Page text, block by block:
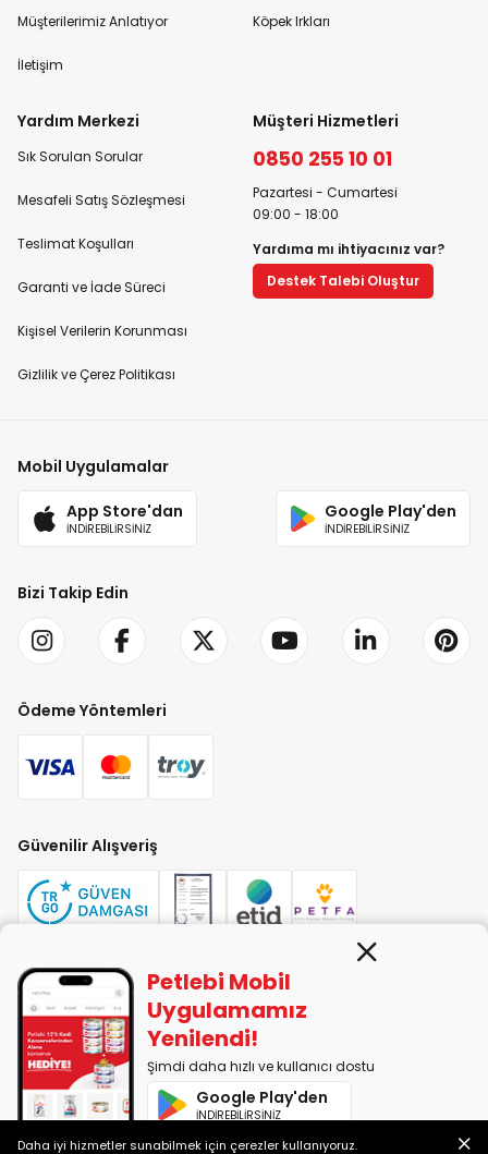
Müşterilerimiz Anlatıyor
İletişim
Köpek Irkları
Yardım Merkezi
Sık Sorulan Sorular
Mesafeli Satış Sözleşmesi
Teslimat Koşulları
Garanti ve İade Süreci
Kişisel Verilerin Korunması
Gizlilik ve Çerez Politikası
Müşteri Hizmetleri
0850 255 10 01
Pazartesi - Cumartesi
09:00 - 18:00
Yardıma mı ihtiyacınız var?
Destek Talebi Oluştur
Mobil Uygulamalar
App Store'dan
İNDİREBİLİRSİNİZ
Google Play'den
İNDİREBİLİRSİNİZ
Bizi Takip Edin
Ödeme Yöntemleri
Güvenilir Alışveriş
PETLEBİ EVCİL HAYVAN ÜRÜNLERİ PAZ. SAN. TİC. LTD. ŞTİ. Alaşarköy Mah.
1. Alaşar Cad. No: 9 Osmangazi/Bursa
7290599225 vergi numarasıyla Uludağ Vergi Dairesi'ne bağlıdır.
2014-2026 © petlebi.com v11.89.0
Bursa'da sevgiyle yapıldı.
Petlebi Mobil
Uygulamamız
Yenilendi!
Şimdi daha hızlı ve kullanıcı dostu
Google Play'den
İNDİREBİLİRSİNİZ
Daha iyi hizmetler sunabilmek için çerezler kullanıyoruz.